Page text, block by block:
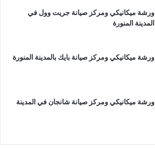
ورشة ميكانيكي ومركز صيانة جريت وول في
المدينة المنورة
ورشة ميكانيكي ومركز صيانة بايك بالمدينة المنورة
ورشة ميكانيكي ومركز صيانة شانجان في المدينة